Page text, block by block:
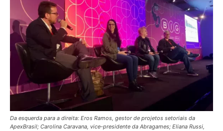
Da esquerda para a direita: Eros Ramos, gestor de projetos setoriais da
ApexBrasil; Carolina Caravana, vice-presidente da Abragames; Eliana Russi,